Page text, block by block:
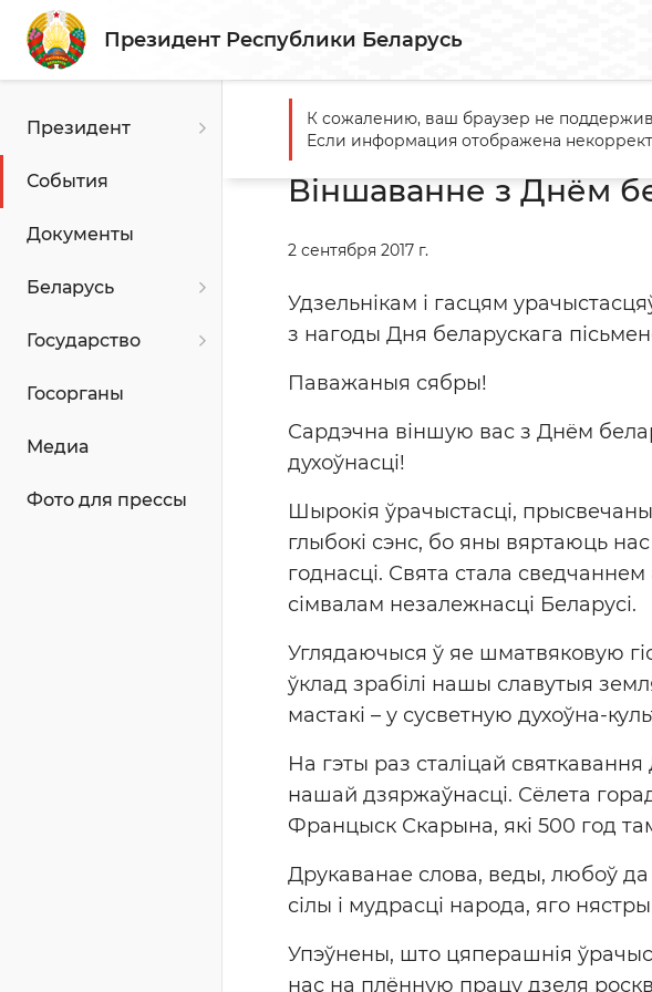
Президент Республики Беларусь
Президент
События
Документы
Беларусь
Государство
Госорганы
Медиа
Фото для прессы
Главная События Віншаванне з Днём
Віншаванне з Днём
2 сентября 2017 г.
Удзельнікам і гасцям
з нагоды Дня беларускага
Паважаныя сябры!
Сардэчна віншую вас з Днём
духоўнасці!
Шырокія ўрачыстасці,
глыбокі сэнс, бо яны вяртаюць
годнасці. Свята стала
сімвалам незалежнасці Беларусі.
Углядаючыся ў яе шматвяковую
ўклад зрабілі нашы славутыя
мастакі – у сусветную духоўна-
На гэты раз сталіцай
нашай дзяржаўнасці. Сëлета горад
Францыск Скарына, які 500 год
Друкаванае слова, веды, любоў
сілы і мудрасці народа, яго
Упэўнены, што цяперашнія
нас на плëнную працу дзеля
К сожалению, ваш браузер не
Если информация отображена